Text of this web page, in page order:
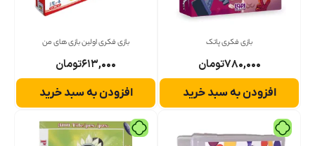
بازی فکری پاتک
۷۸۰,۰۰۰تومان
افزودن به سبد خرید
بازی فکری اولین بازی های من
۶۱۳,۰۰۰تومان
افزودن به سبد خرید